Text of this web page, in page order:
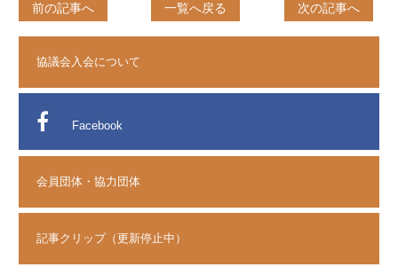
前の記事へ 一覧へ戻る 次の記事へ
協議会入会について
Facebook
会員団体・協力団体
記事クリップ（更新停止中）